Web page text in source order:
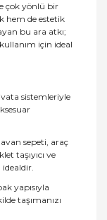
çok yönlü bir
hem de estetik
bu ara atkı;
için ideal
sistemleriyle
sepeti, araç
taşıyıcı ve
yapısıyla
taşımanızı